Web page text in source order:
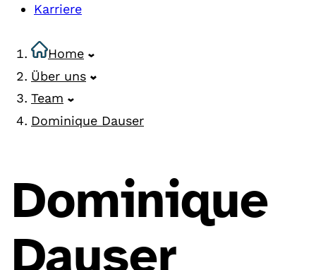
Karriere
Home
Über uns
Team
Dominique Dauser
Dominique
Dauser